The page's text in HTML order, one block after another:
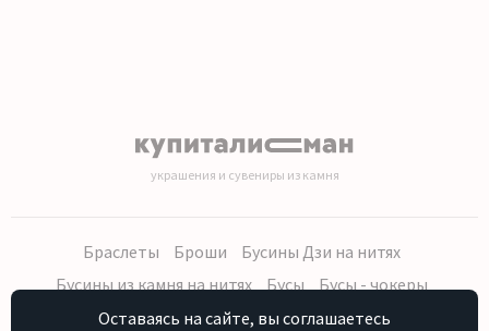
украшения и сувениры из камня
Браслеты Броши
Бусины Дзи на нитях
Бусины из камня на нитях
Бусы
Бусы - чокеры
Кольца, серьги
Кулоны Наборы (бусы, браслет, серьги)
Оставаясь на сайте, вы соглашаетесь